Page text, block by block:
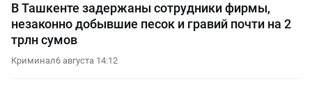
В Ташкенте задержаны сотрудники фирмы,
незаконно добывшие песок и гравий почти на 2
трлн сумов
Криминал6 августа 14:12